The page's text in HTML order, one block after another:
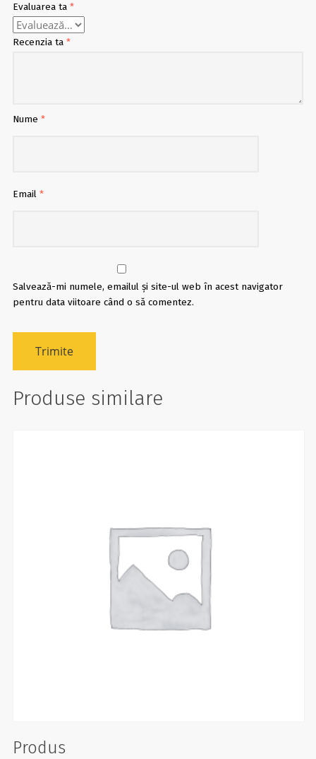
Evaluarea ta *
Recenzia ta *
Nume *
Email *
Salvează-mi numele, emailul și site-ul web în acest navigator
pentru data viitoare când o să comentez.
Produse similare
Produs